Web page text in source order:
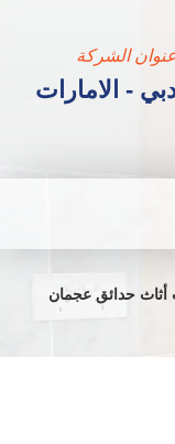
عنوان الشركة
- الامارات
أثاث حدائق عجمان